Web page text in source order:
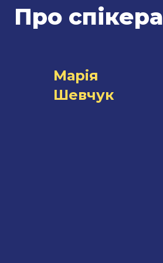
Марія
Шевчук
Про спікера